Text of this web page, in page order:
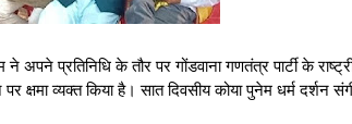
अपने प्रतिनिधि के तौर पर गोंडवाना गणतंत्र पार्टी के
व्यक्त किया है। सात दिवसीय कोया पुनेम धर्म दर्शन